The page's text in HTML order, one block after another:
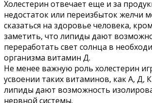
Холестерин отвечает еще и за
недостаток или переизбыток желчи
сказаться на здоровье человека,
заметить, что липиды дают
переработать свет солнца в
организма витамин Д.
Не менее важную роль холестерин
усвоении таких витаминов, как А, Д,
липиды дают возможность
нервной системы.